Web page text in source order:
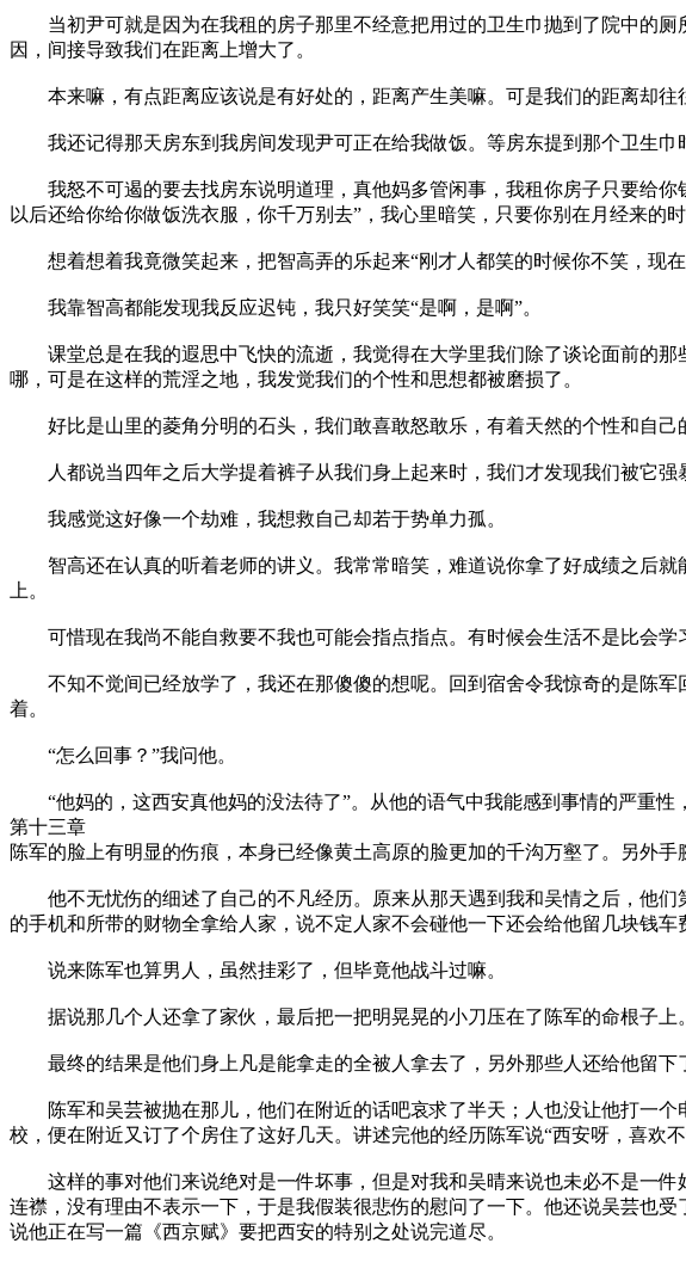
当初尹可就是因为在我租的房子那里不经意把用过的卫生巾抛到了院中的厕
因，间接导致我们在距离上增大了。
本来嘛，有点距离应该说是有好处的，距离产生美嘛。可是我们的距离却往
我还记得那天房东到我房间发现尹可正在给我做饭。等房东提到那个卫生巾
我怒不可遏的要去找房东说明道理，真他妈多管闲事，我租你房子只要给你
以后还给你给你做饭洗衣服，你千万别去”，我心里暗笑，只要你别在月经来的时
想着想着我竟微笑起来，把智高弄的乐起来“刚才人都笑的时候你不笑，现在
我靠智高都能发现我反应迟钝，我只好笑笑“是啊，是啊”。
课堂总是在我的遐思中飞快的流逝，我觉得在大学里我们除了谈论面前的那
哪，可是在这样的荒淫之地，我发觉我们的个性和思想都被磨损了。
好比是山里的菱角分明的石头，我们敢喜敢怒敢乐，有着天然的个性和自己
人都说当四年之后大学提着裤子从我们身上起来时，我们才发现我们被它强
我感觉这好像一个劫难，我想救自己却若于势单力孤。
智高还在认真的听着老师的讲义。我常常暗笑，难道说你拿了好成绩之后就
上。
可惜现在我尚不能自救要不我也可能会指点指点。有时候会生活不是比会学
不知不觉间已经放学了，我还在那傻傻的想呢。回到宿舍令我惊奇的是陈军
着。
“怎么回事？”我问他。
“他妈的，这西安真他妈的没法待了”。从他的语气中我能感到事情的严重性
第十三章
陈军的脸上有明显的伤痕，本身已经像黄土高原的脸更加的千沟万壑了。另外手
他不无忧伤的细述了自己的不凡经历。原来从那天遇到我和吴情之后，他们
的手机和所带的财物全拿给人家，说不定人家不会碰他一下还会给他留几块钱
说来陈军也算男人，虽然挂彩了，但毕竟他战斗过嘛。
据说那几个人还拿了家伙，最后把一把明晃晃的小刀压在了陈军的命根子上
最终的结果是他们身上凡是能拿走的全被人拿去了，另外那些人还给他留下
陈军和吴芸被抛在那儿，他们在附近的话吧哀求了半天；人也没让他打一个
校，便在附近又订了个房住了这好几天。讲述完他的经历陈军说“西安呀，喜欢
这样的事对他们来说绝对是一件坏事，但是对我和吴晴来说也未必不是一件
连襟，没有理由不表示一下，于是我假装很悲伤的慰问了一下。他还说吴芸也
说他正在写一篇《西京赋》要把西安的特别之处说完道尽。